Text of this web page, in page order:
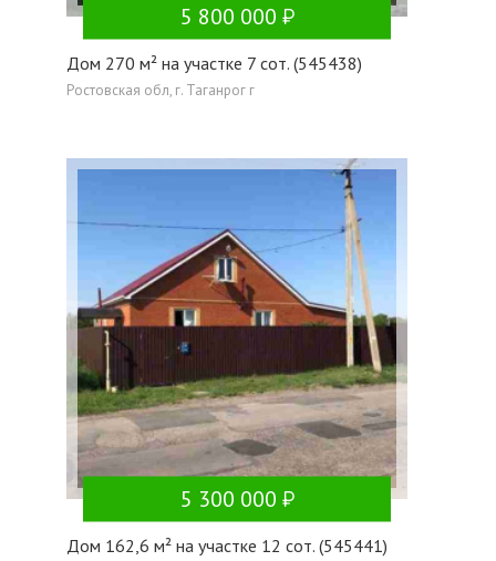
5 800 000
Дом 270 м² на участке 7 сот. (545438)
Ростовская обл, г. Таганрог г
5 300 000
Дом 162,6 м² на участке 12 сот. (545441)